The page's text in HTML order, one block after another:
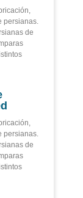
persianas.
de
persianas.
de